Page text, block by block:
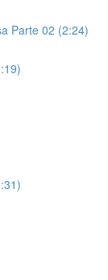
Parte 02 (2:24)